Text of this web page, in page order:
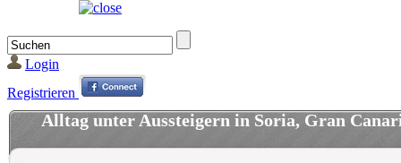
Login
Registrieren
Alltag unter Aussteigern in Soria, Gran